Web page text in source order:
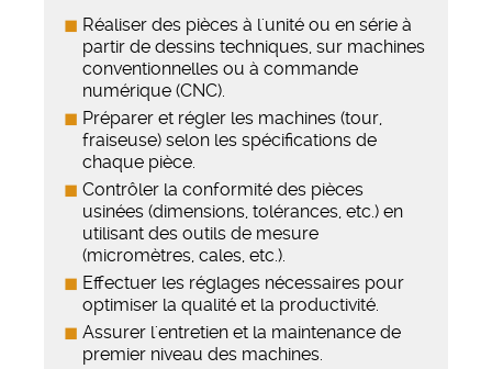
Réaliser des pièces à l'unité ou en série à
partir de dessins techniques, sur machines
conventionnelles ou à commande
numérique (CNC).
Préparer et régler les machines (tour,
fraiseuse) selon les spécifications de
chaque pièce.
Contrôler la conformité des pièces
usinées (dimensions, tolérances, etc.) en
utilisant des outils de mesure
(micromètres, cales, etc.).
Effectuer les réglages nécessaires pour
optimiser la qualité et la productivité.
Assurer l'entretien et la maintenance de
premier niveau des machines.